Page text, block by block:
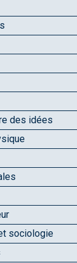
des idées
sociologie